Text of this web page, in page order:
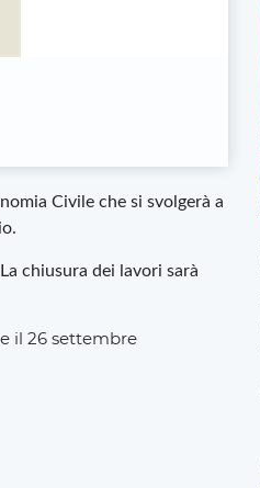
Civile che si svolgerà a
chiusura dei lavori sarà
il 26 settembre